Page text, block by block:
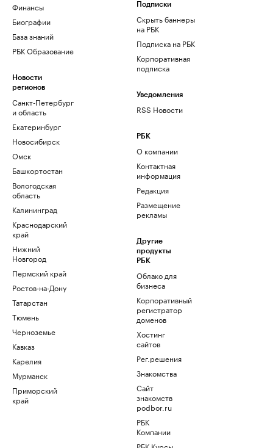
Финансы
Биографии
База знаний
РБК Образование
Новости
регионов
Санкт-Петербург
и область
Екатеринбург
Новосибирск
Омск
Башкортостан
Вологодская
область
Калининград
Краснодарский
край
Нижний
Новгород
Пермский край
Ростов-на-Дону
Татарстан
Тюмень
Черноземье
Кавказ
Карелия
Мурманск
Приморский
край
Подписки
Скрыть баннеры
на РБК
Подписка на РБК
Корпоративная
подписка
Уведомления
RSS Новости
РБК
О компании
Контактная
информация
Редакция
Размещение
рекламы
Другие
продукты
РБК
Облако для
бизнеса
Корпоративный
регистратор
доменов
Хостинг
сайтов
Рег.решения
Знакомства
Сайт
знакомств
podbor.ru
РБК
Компании